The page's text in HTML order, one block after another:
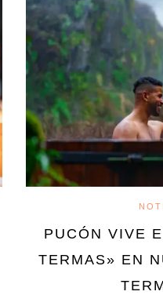
PUCÓN VIVE
TERMAS» EN